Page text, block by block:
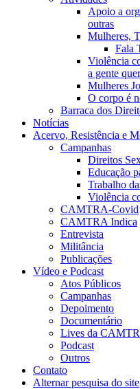
Apoio a
outras
Mulheres,
Fala
Violência
a gente quer
Mulheres
O corpo é
Barraca dos
Notícias
Acervo, Resistência e
Campanhas
Direitos
Educação
Trabalho
Violência
CAMTRA-Covid
CAMTRA Indica
Entrevista
Militância
Publicações
Vídeo e Podcast
Atos Públicos
Campanhas
Depoimento
Documentário
Lives da
Podcast
Outros
Contato
Alternar pesquisa do site